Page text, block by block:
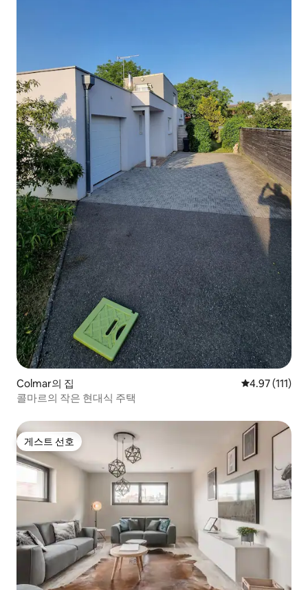
Colmar의 집 평점 4.97점(5
4.97 (111)
콜마르의 작은 현대식 주택
게스트 선호
게스트 선호